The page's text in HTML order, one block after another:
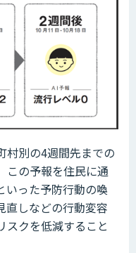
村別の4週間先までの
この予報を住民に通
いった予防行動の喚
直しなどの行動変容
スクを低減すること